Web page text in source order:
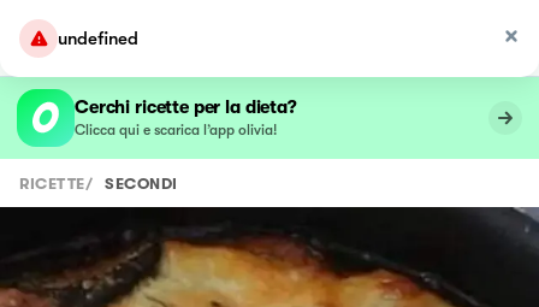
undefined
Cerchi ricette per la dieta?
Clicca qui e scarica l’app olivia!
RICETTE/ SECONDI